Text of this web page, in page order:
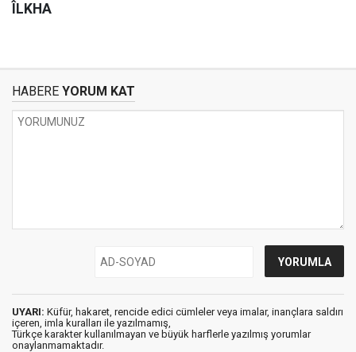
ÎLKHA
HABERE YORUM KAT
UYARI: Küfür, hakaret, rencide edici cümleler veya imalar, inançlara saldırı
içeren, imla kuralları ile yazılmamış,
Türkçe karakter kullanılmayan ve büyük harflerle yazılmış yorumlar
onaylanmamaktadır.